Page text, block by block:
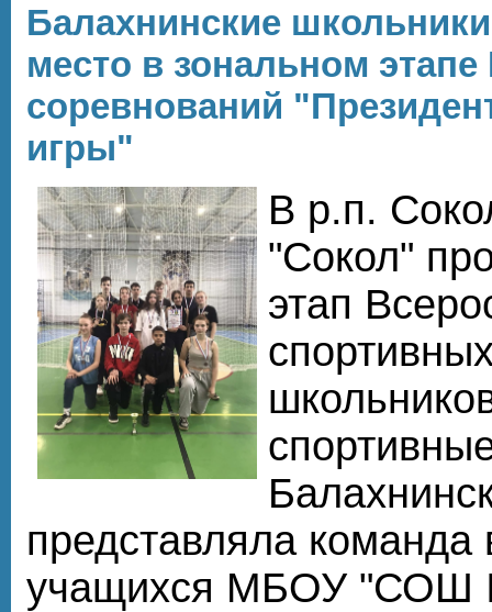
Балахнинские
место в зональном
соревнований
игры"
В р.п.
"Сокол"
этап
представляла команда
учащихся МБОУ "СОШ